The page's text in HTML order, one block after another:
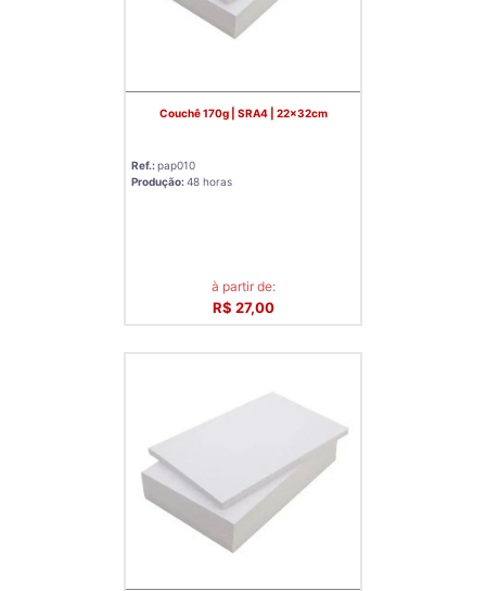
Couchê 170g | SRA4 | 22x32cm
Ref.:pap010
Produção:48 horas
à partir de:
R$ 27,00